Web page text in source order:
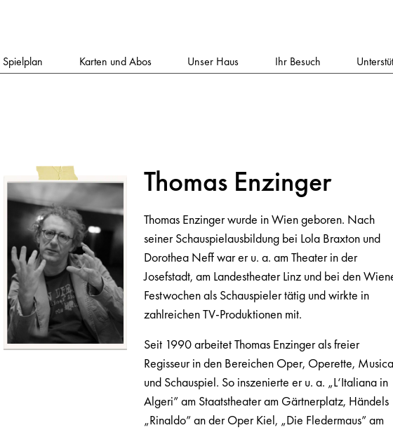
Spielplan Karten und Abos Unser Haus Ihr Besuch
Thomas Enzinger
Thomas Enzinger wurde in Wien geboren. Nach
seiner Schauspielausbildung bei Lola Braxton und
Dorothea Neff war er u. a. am Theater in der
Josefstadt, am Landestheater Linz und bei den
Festwochen als Schauspieler tätig und wirkte in
zahlreichen TV-Produktionen mit.
Seit 1990 arbeitet Thomas Enzinger als freier
Regisseur in den Bereichen Oper, Operette,
und Schauspiel. So inszenierte er u. a. „L‘Italiana in
Algeri” am Staatstheater am Gärtnerplatz, Händels
„Rinaldo” an der Oper Kiel, „Die Fledermaus” am